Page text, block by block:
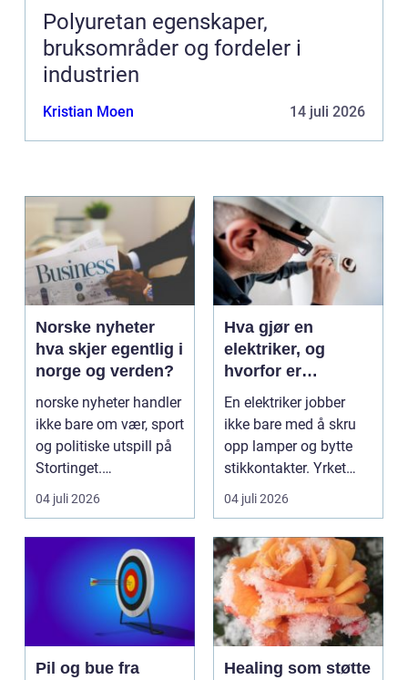
Polyuretan egenskaper,
bruksområder og fordeler i
industrien
Kristian Moen 14 juli 2026
Norske nyheter
hva skjer egentlig i
norge og verden?
norske nyheter handler
ikke bare om vær, sport
og politiske utspill på
Stortinget.
Nyhetsbildet form...
04 juli 2026
Hva gjør en
elektriker, og
hvorfor er
fagkunnskap så
viktig?
En elektriker jobber
ikke bare med å skru
opp lamper og bytte
stikkontakter. Yrket
handler om sikker...
04 juli 2026
Pil og bue fra
Healing som støtte